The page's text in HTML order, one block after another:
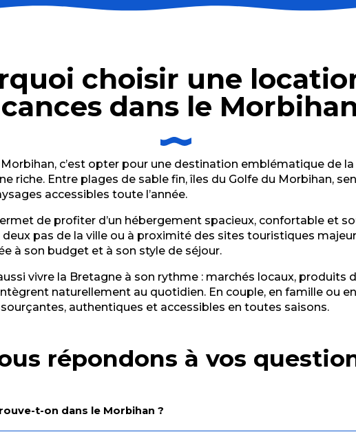
clos 800m2choisir une
dans le
c’est opter pour une destination emblématique de
riche. Entre plages de sable fin, îles du Golfe du Morbihan,
accessibles toute l’année.
de profiter d’un hébergement spacieux, confortable et
pas de la ville ou à proximité des sites touristiques
à son budget et à son style de séjour.
vivre la Bretagne à son rythme : marchés locaux, produits
naturellement au quotidien. En couple, en famille ou
authentiques et accessibles en toutes saisons.
répondons à vos
t-on dans le Morbihan ?